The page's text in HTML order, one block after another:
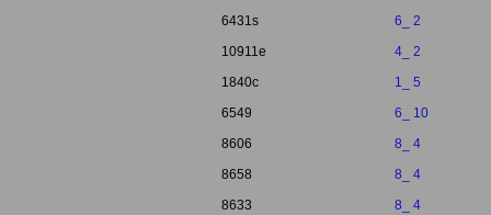
6431s
6_ 2
10911e
4_ 2
1840c
1_ 5
6549
6_ 10
8606
8_ 4
8658
8_ 4
8633
8_ 4